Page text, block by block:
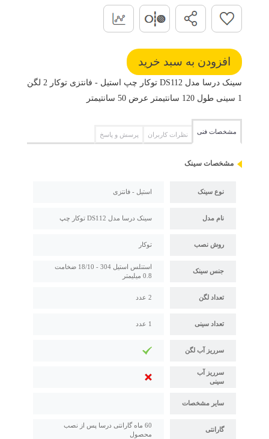
سینک درسا مدل DS112 توکار چپ استیل - فانتزی توکار 2 لگن
1 سینی طول 120 سانتیمتر عرض 50 سانتیمتر
مشخصات فنی نظرات کاربران پرسش و پاسخ
مشخصات سینک
نوع سینک استیل - فانتزی
نام مدل سینک درسا مدل DS112 توکار چپ
روش نصب توکار
جنس سینک
استنلس استیل 304 - 18/10 ضخامت
0.8 میلیمتر
تعداد لگن 2 عدد
تعداد سینی 1 عدد
سرریز آب لگن
سرریز آب
سینی
سایر مشخصات
گارانتی
60 ماه گارانتی درسا پس از نصب
محصول